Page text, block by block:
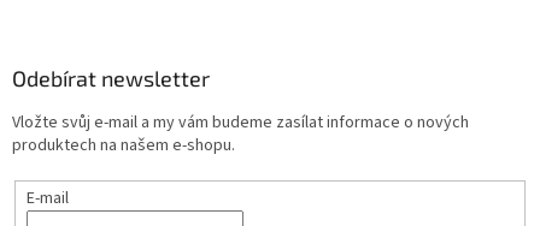
Odebírat newsletter
Vložte svůj e-mail a my vám budeme zasílat informace o nových
produktech na našem e-shopu.
E-mail